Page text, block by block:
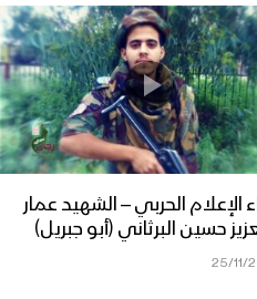
الإعلام الحربي – الشهيد عمار
حسين البرثاني (أبو جبريل)
25/11/